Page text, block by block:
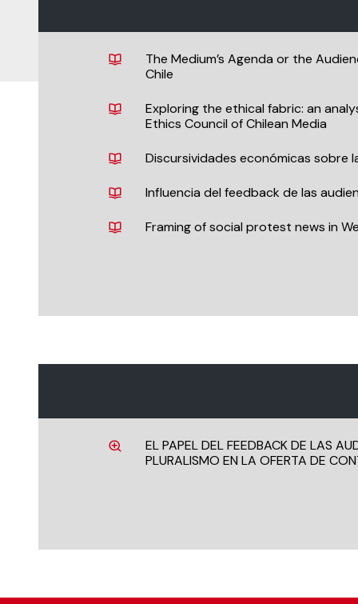
The Medium’s Agenda or the
Chile
Exploring the ethical fabric: an
Ethics Council of Chilean Media
Discursividades económicas sobre
Influencia del feedback de las
Framing of social protest news in
EL PAPEL DEL FEEDBACK DE LAS
PLURALISMO EN LA OFERTA DE